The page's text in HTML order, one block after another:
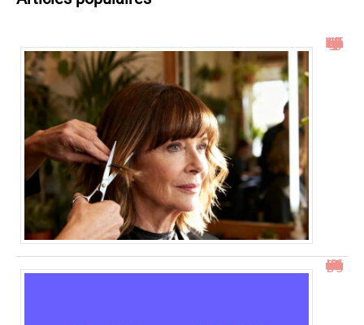
Idées de coupe cheveux mi long dégradé effilé avec frange à 60 ans
23h23 signification : découvrez son impact et ses messages